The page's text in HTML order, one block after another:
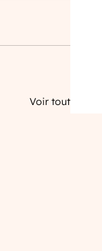
Voir tout